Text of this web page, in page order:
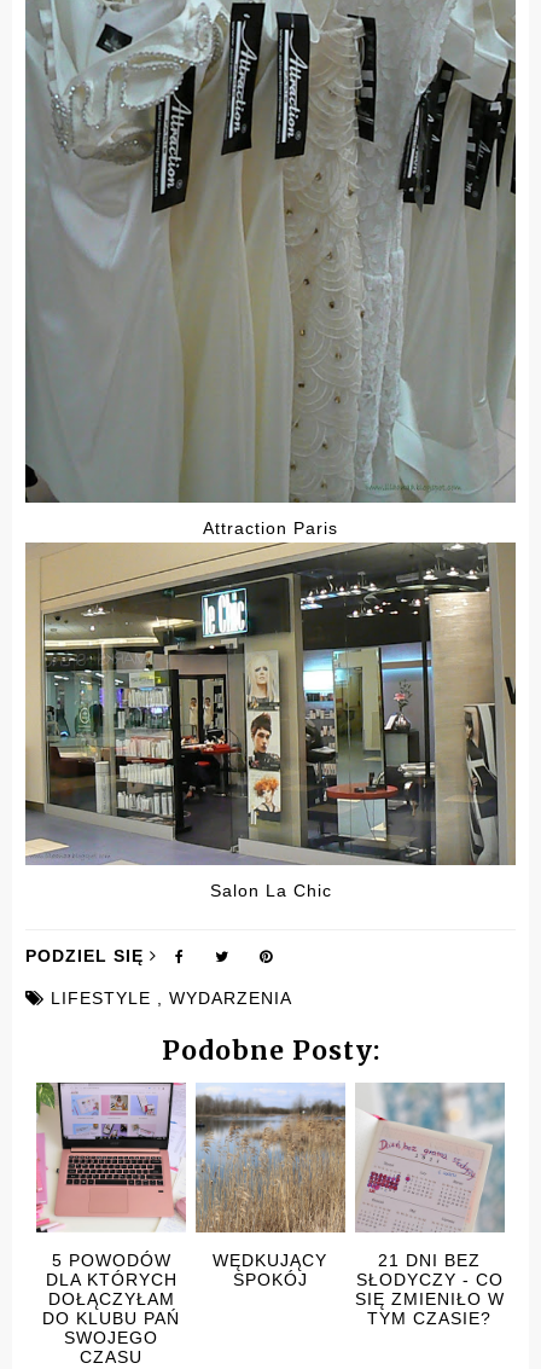
Attraction Paris
Salon La Chic
PODZIEL SIĘ
LIFESTYLE WYDARZENIA
Podobne Posty:
5 POWODÓW
DLA KTÓRYCH
DOŁĄCZYŁAM
DO KLUBU PAŃ
SWOJEGO
CZASU
WĘDKUJĄCY
SPOKÓJ
21 DNI BEZ
SŁODYCZY - CO
SIĘ ZMIENIŁO W
TYM CZASIE?